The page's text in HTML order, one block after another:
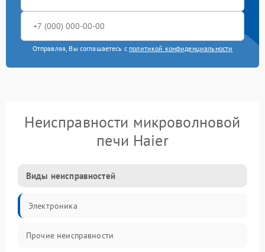
Отправляя, Вы соглашаетесь с политикой конфиденциальности
Неисправности микроволновой
печи Haier
Виды неисправностей
Электроника
Прочие неисправности